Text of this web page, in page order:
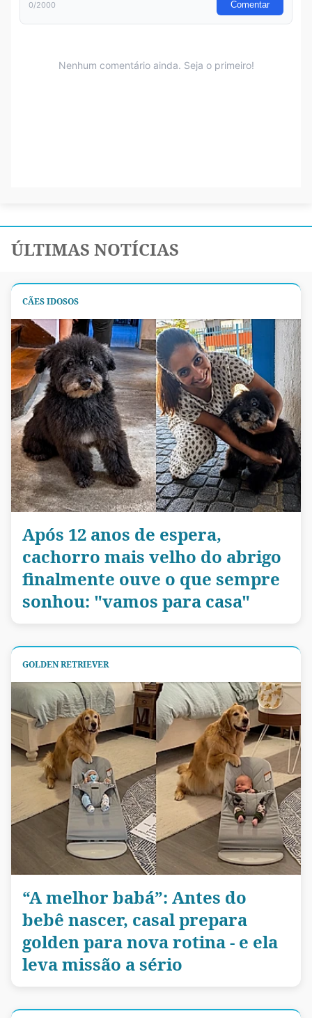
ÚLTIMAS NOTÍCIAS
CÃES IDOSOS
Após 12 anos de espera,
cachorro mais velho do abrigo
finalmente ouve o que sempre
sonhou: "vamos para casa"
GOLDEN RETRIEVER
“A melhor babá”: Antes do
bebê nascer, casal prepara
golden para nova rotina - e ela
leva missão a sério